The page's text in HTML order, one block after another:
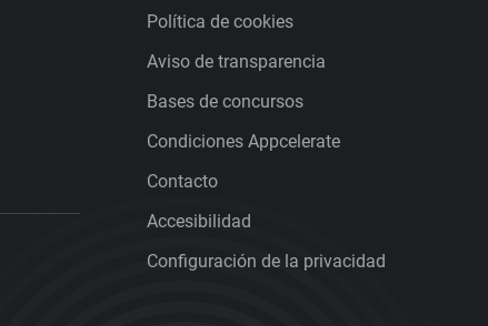
Política de cookies
Aviso de transparencia
Bases de concursos
Condiciones Appcelerate
Contacto
Accesibilidad
Configuración de la privacidad